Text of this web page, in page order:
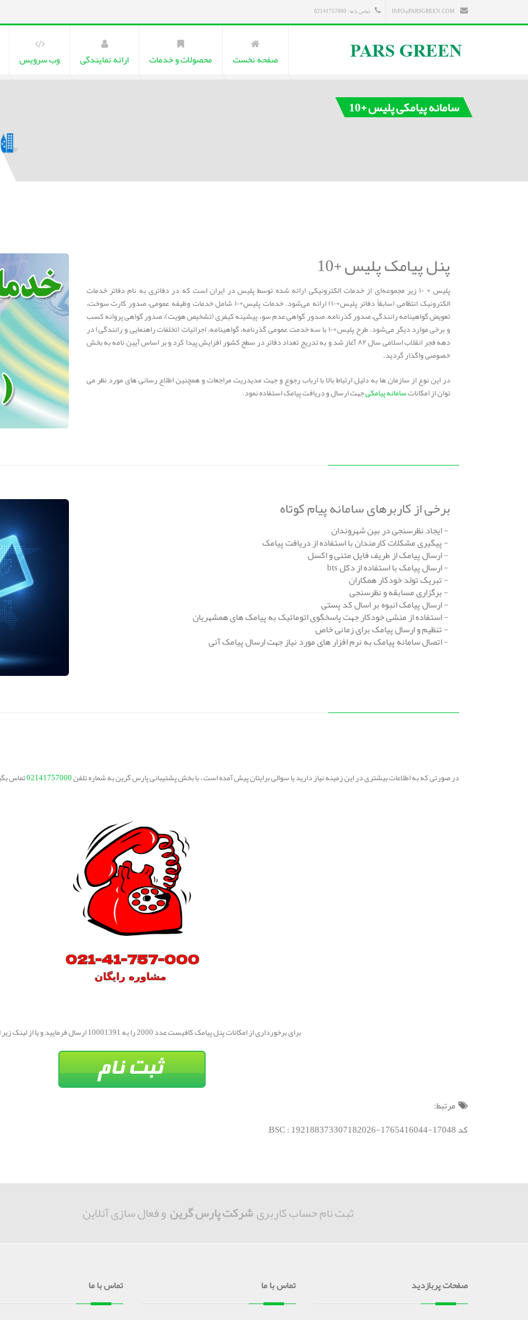
تماس با ما : 02141757000
صفحه نخست محصولات و خدمات ارائه نمایندگی وب سرویس
سامانه پیامکی پلیس +10
پنل پیامک پلیس +10
پلیس + ۱۰ زیر مجموعه‌ای از خدمات الکترونیکی ارائه شده توسط پلیس در ایران است که در دفاتری به نام دفاتر خدمات
الکترونیک انتظامی (سابقاً دفاتر پلیس+۱۰) ارائه می‌شود. خدمات پلیس+۱۰ شامل خدمات وظیفه عمومی، صدور کارت سوخت،
تعویض گواهینامه رانندگی، صدور گذرنامه، صدور گواهی عدم سوء پیشینه کیفری (تشخیص هویت)، صدور گواهی پروانه کسب
و برخی موارد دیگر می‌شود. طرح پلیس+۱۰ با سه خدمت عمومی گذرنامه، گواهینامه، اجرائیات (تخلفات راهنمایی و رانندگی) در
دهه فجر انقلاب اسلامی سال ۸۲ آغاز شد و به تدریج تعداد دفاتر در سطح کشور افزایش پیدا کرد و بر اساس آیین‌ نامه به بخش
خصوصی واگذار گردید.
در این نوع از سازمان ها به دلیل ارتباط بالا با ارباب رجوع و جهت مدیدریت مراجعات و همچنین اطلاع رسانی های مورد نظر می
توان از امکاناتسامانه پیامکیجهت ارسال و دریافت پیامک استفاده نمود.
برخی از کاربرهای سامانه پیام کوتاه
- ایجاد نظرسنجی در بین شهروندان
- پیگیری مشکلات کارمندان با استفاده از دریافت پیامک
- ارسال پیامک از طریف فایل متنی و اکسل
- ارسال پیامک با استفاده از دکل bts
- تبریک تولد خودکار همکاران
- برگزاری مسابقه و نظرسنجی
- ارسال پیامک انبوه بر اسال کد پستی
- استفاده از منشی خودکار جهت پاسخگوی اتوماتیک به پیامک های همشهریان
- تنظیم و ارسال پیامک برای زمانی خاص
- اتصال سامانه پیامک به نرم افزار های مورد نیاز جهت ارسال پیامک آنی
در صورتی که به اطلاعات بیشتری در این زمینه نیاز دارید یا سوالی برایتان پیش آمده است ، با بخش پشتیبانی پارس گرین به شماره تلفن02141757000تماس
برای برخورداری از امکانات پنل پیامک کافیست عدد 2000 را به 10001391 ارسال فرمایید و یا از لینک زیر اقدام نمایید.
مرتبط:
کد BSC : 192188373307182026-1765416044-17048;
ثبت نام حساب کاربریشرکت پارس گرین و فعال سازی آنلاین
صفحات پربازدید تماس با ما تماس با ما